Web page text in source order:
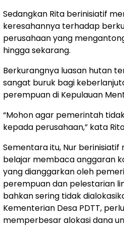
Sedangkan Rita berinisiatif
keresahannya terhadap
perusahaan yang
hingga sekarang.
Berkurangnya luasan hutan
sangat buruk bagi
perempuan di Kepulauan
“Mohon agar pemerintah
kepada perusahaan,” kata
Sementara itu, Nur
belajar membaca anggaran
yang dianggarkan oleh
perempuan dan pelestarian
bahkan sering tidak
Kementerian Desa PDTT,
memperbesar alokasi dana